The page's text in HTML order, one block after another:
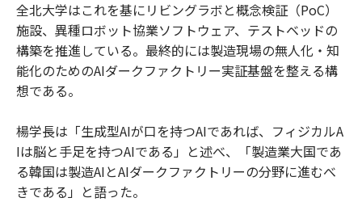
全北大学はこれを基にリビングラボと概念検証（PoC）
施設、異種ロボット協業ソフトウェア、テストベッドの
構築を推進している。最終的には製造現場の無人化・知
能化のためのAIダークファクトリー実証基盤を整える構
想である。
楊学長は「生成型AIが口を持つAIであれば、フィジカルA
Iは脳と手足を持つAIである」と述べ、「製造業大国であ
る韓国は製造AIとAIダークファクトリーの分野に進むべ
きである」と語った。